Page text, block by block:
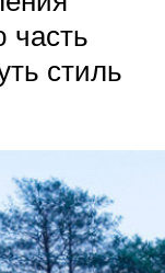
часть
стиль